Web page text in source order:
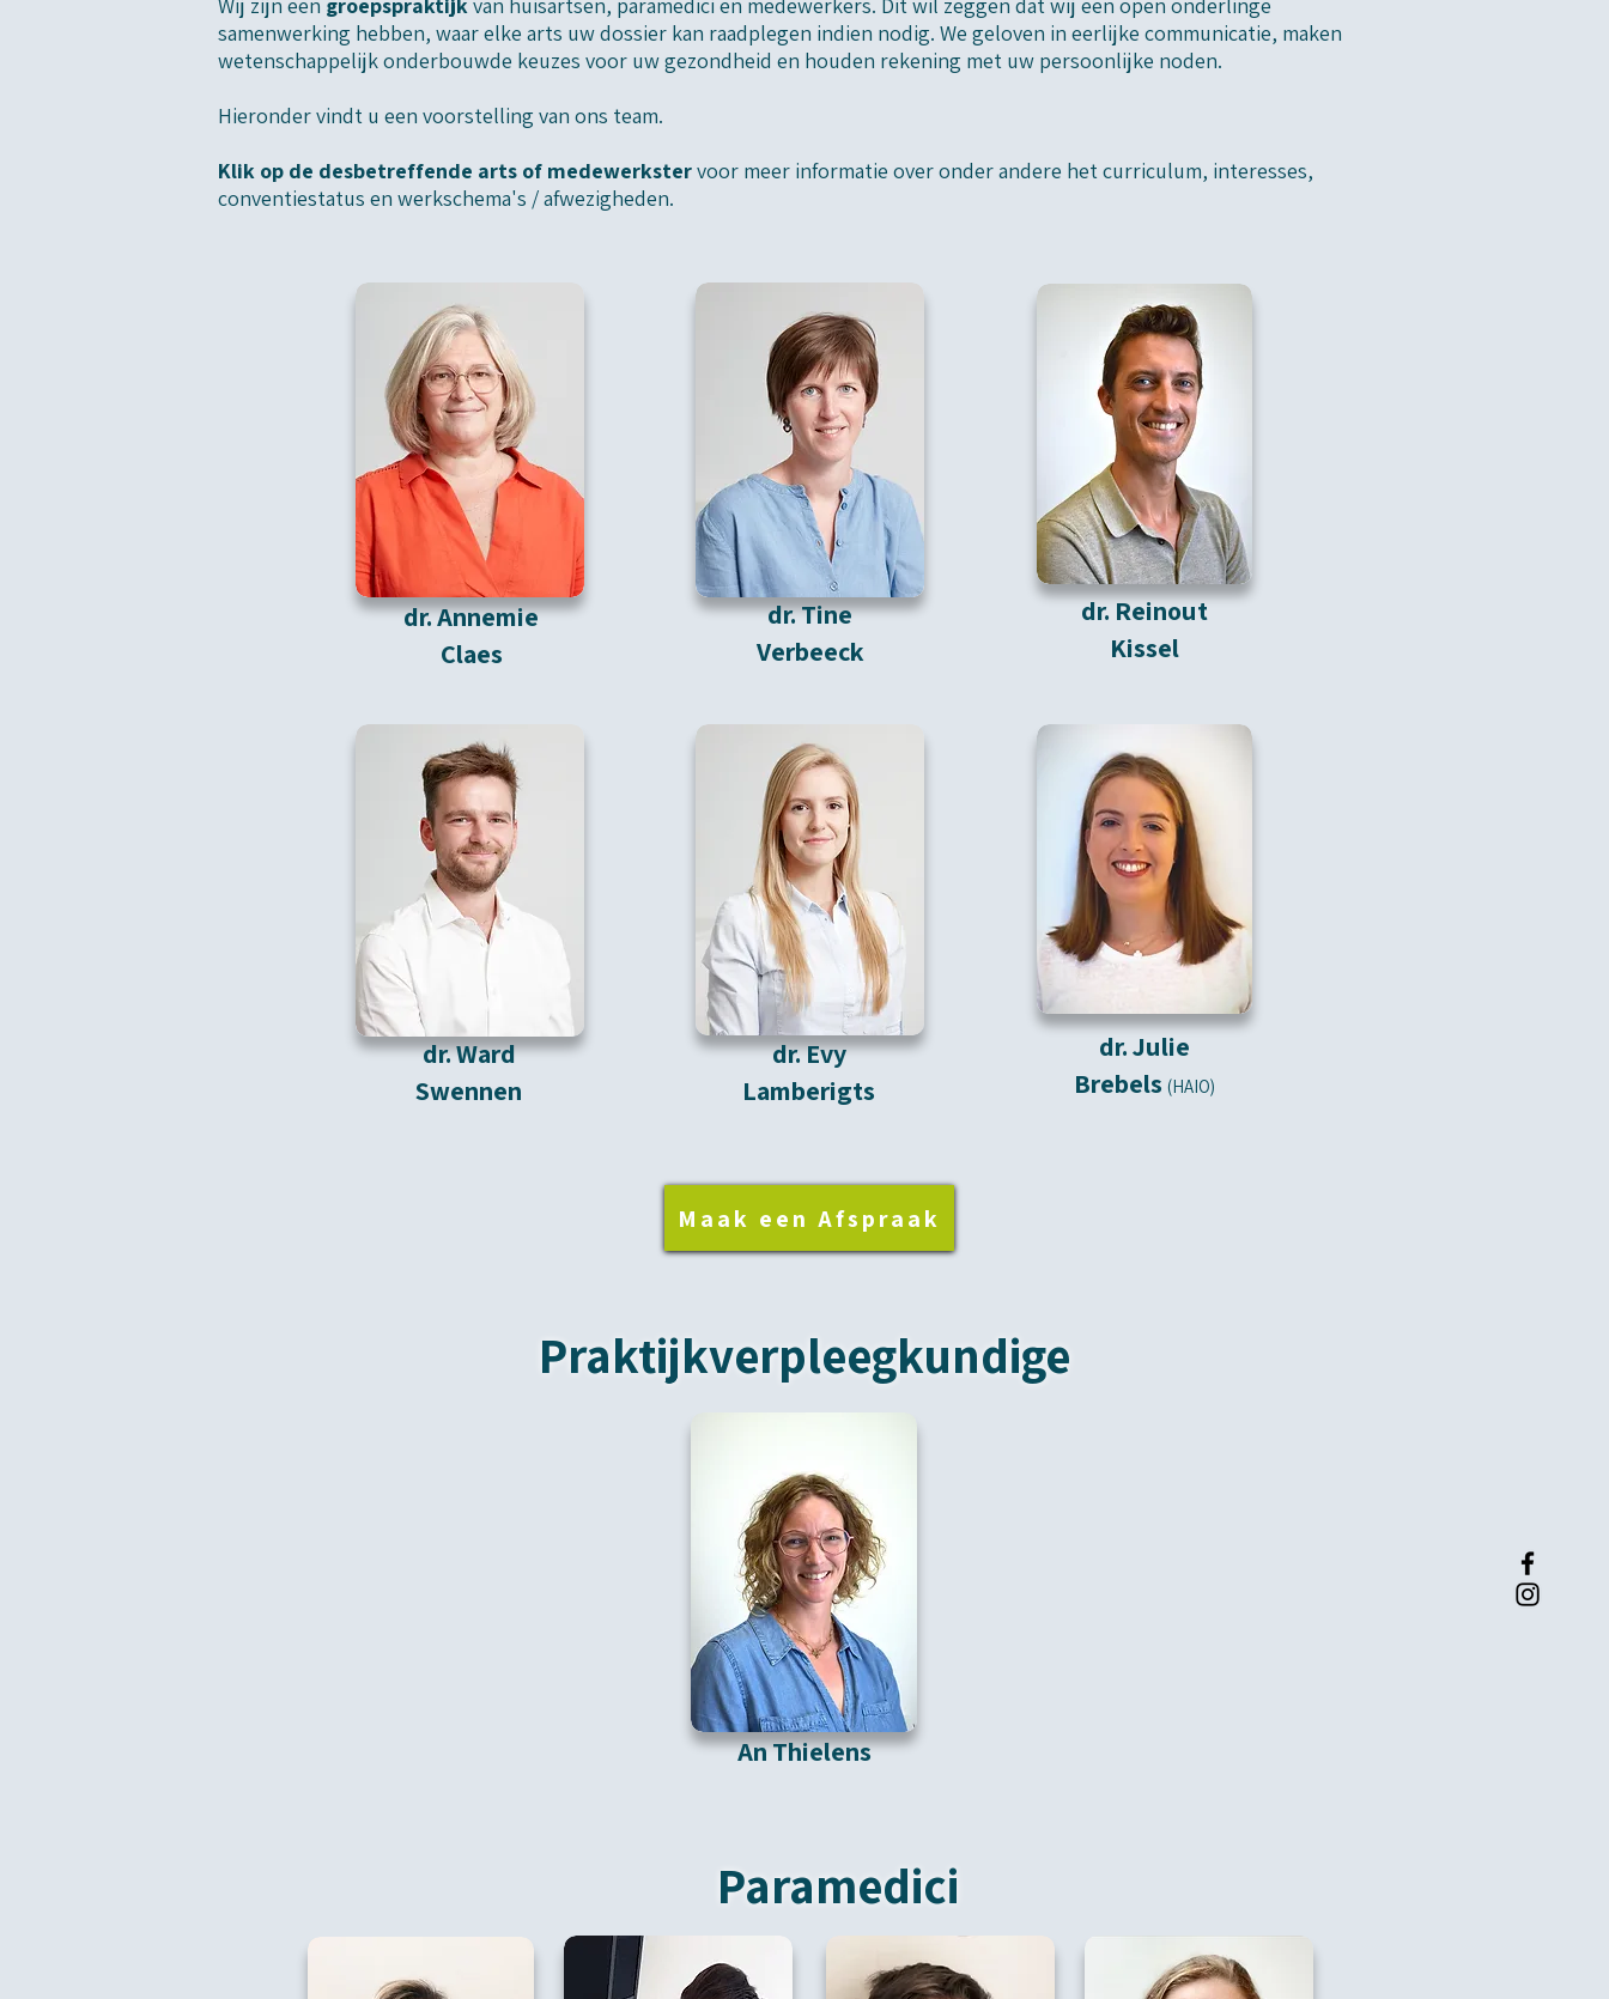
samenwerking hebben, waar elke arts uw dossier kan raadplegen indien nodig. We geloven in eerlijke communicatie, maken
wetenschappelijk onderbouwde keuzes voor uw gezondheid en houden rekening met uw persoonlijke noden.
Hieronder vindt u een voorstelling van ons team.
Klik op de desbetreffende arts of medewerkstervoor meer informatie over onder andere het curriculum, interesses,
conventiestatus en werkschema's / afwezigheden.
dr. Annemie
Claes
dr. Ward
Swennen
dr. Tine
Verbeeck
dr. Evy
Lamberigts
dr. Reinout
Kissel
dr. Julie
Brebels (HAIO)
Maak een Afspraak
Praktijkverpleegkundige
An Thielens
Paramedici